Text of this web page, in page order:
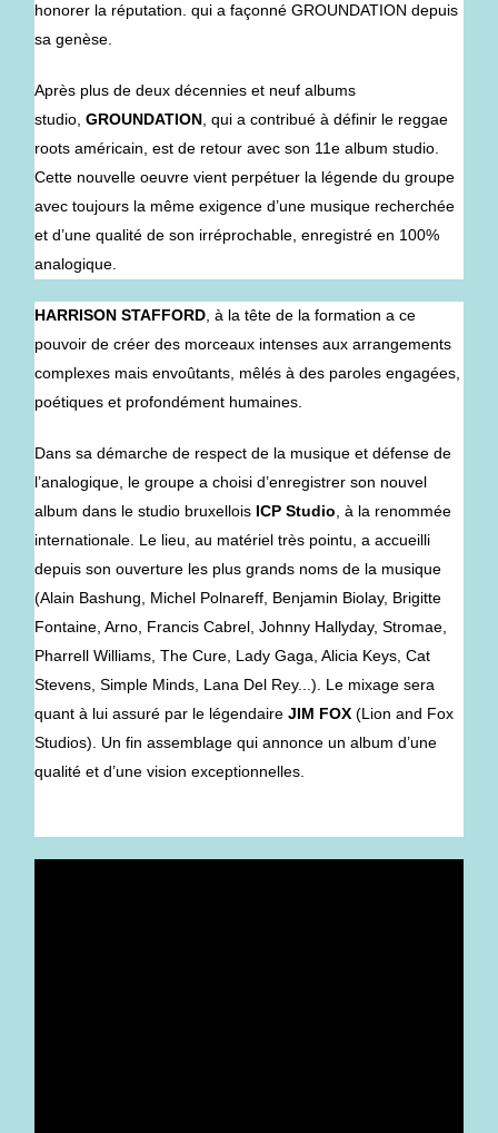
honorer la réputation. qui a façonné GROUNDATION depuis
sa genèse.
Après plus de deux décennies et neuf albums
studio, GROUNDATION, qui a contribué à définir le reggae
roots américain, est de retour avec son 11e album studio.
Cette nouvelle oeuvre vient perpétuer la légende du groupe
avec toujours la même exigence d’une musique recherchée
et d’une qualité de son irréprochable, enregistré en 100%
analogique.
HARRISON STAFFORD, à la tête de la formation a ce
pouvoir de créer des morceaux intenses aux arrangements
complexes mais envoûtants, mêlés à des paroles engagées,
poétiques et profondément humaines.
Dans sa démarche de respect de la musique et défense de
l’analogique, le groupe a choisi d’enregistrer son nouvel
album dans le studio bruxellois ICP Studio, à la renommée
internationale. Le lieu, au matériel très pointu, a accueilli
depuis son ouverture les plus grands noms de la musique
(Alain Bashung, Michel Polnareff, Benjamin Biolay, Brigitte
Fontaine, Arno, Francis Cabrel, Johnny Hallyday, Stromae,
Pharrell Williams, The Cure, Lady Gaga, Alicia Keys, Cat
Stevens, Simple Minds, Lana Del Rey...). Le mixage sera
quant à lui assuré par le légendaire JIM FOX (Lion and Fox
Studios). Un fin assemblage qui annonce un album d’une
qualité et d’une vision exceptionnelles.